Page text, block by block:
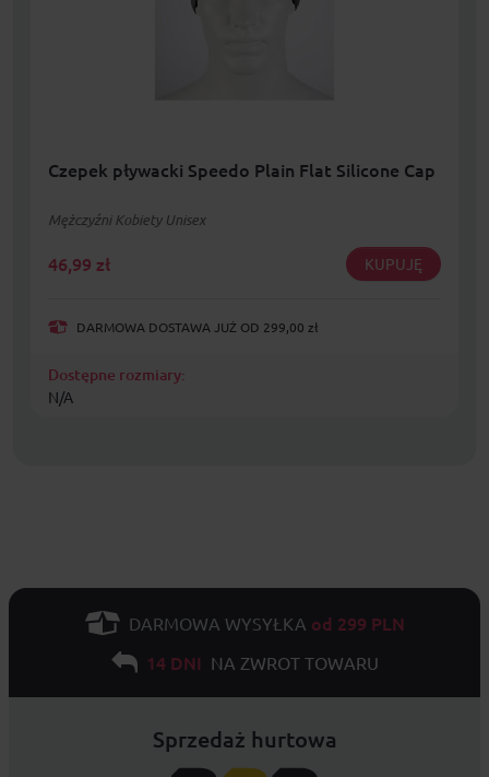
Czepek pływacki Speedo Plain Flat Silicone Cap
Mężczyźni Kobiety Unisex
46,99 zł KUPUJĘ
DARMOWA DOSTAWA JUŻ OD 299,00 zł
Dostępne rozmiary:
N/A
DARMOWA WYSYŁKA od 299 PLN
14 DNI NA ZWROT TOWARU
Sprzedaż hurtowa